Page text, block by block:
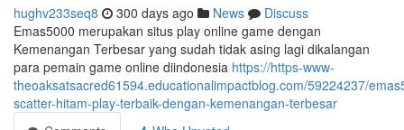
hughv233seq8 300 days ago News
Discuss
Emas5000 merupakan situs play online game dengan
Kemenangan Terbesar yang sudah tidak asing lagi dikalangan
para pemain game online diindonesia https://https-www-
theoaksatsacred61594.educationalimpactblog.com/59224237/
scatter-hitam-play-terbaik-dengan-kemenangan-terbesar